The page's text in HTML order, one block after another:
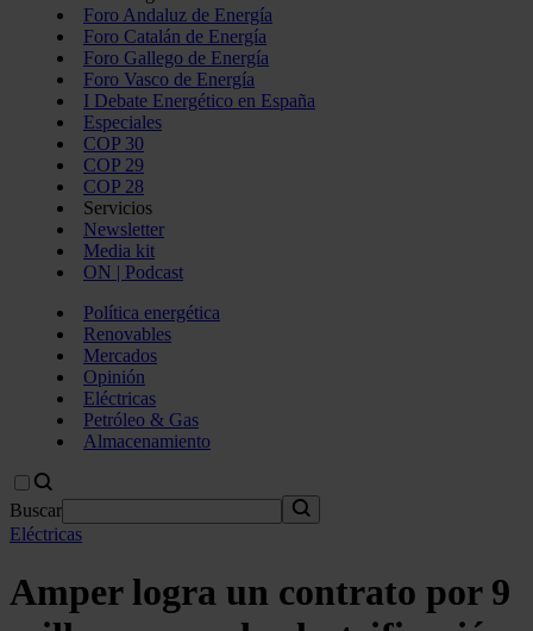
Foro Andaluz de Energía
Foro Catalán de Energía
Foro Gallego de Energía
Foro Vasco de Energía
I Debate Energético en España
Especiales
COP 30
COP 29
COP 28
Servicios
Newsletter
Media kit
ON | Podcast
Política energética
Renovables
Mercados
Opinión
Eléctricas
Petróleo & Gas
Almacenamiento
Buscar
Eléctricas
Amper logra un contrato por 9